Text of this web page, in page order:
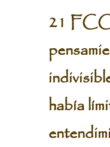
21
había